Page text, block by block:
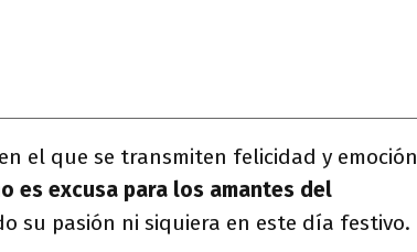
el que se transmiten felicidad y emoción
es excusa para los amantes del
su pasión ni siquiera en este día festivo.